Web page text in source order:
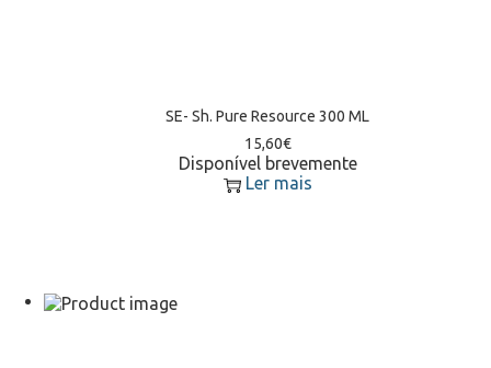
SE- Sh. Pure Resource 300 ML
15,60€
Disponível brevemente
Ler mais